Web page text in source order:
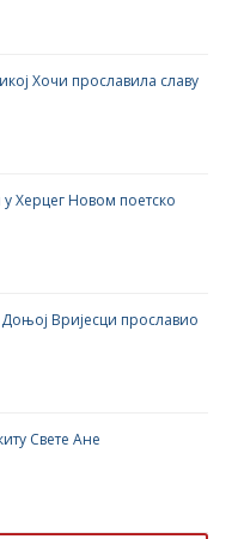
Хочи прославила славу
Херцег Новом поетско
Вријесци прославио
Свете Ане